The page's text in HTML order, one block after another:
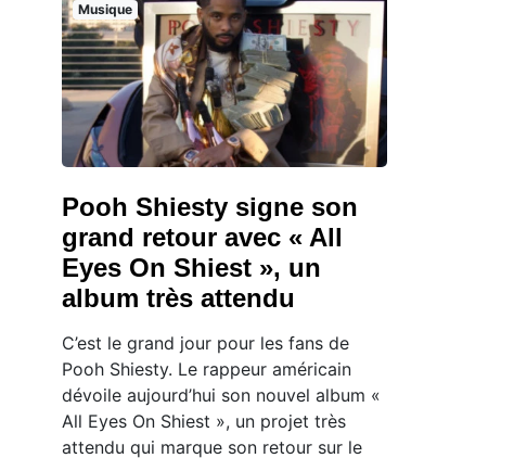
Musique
Pooh Shiesty signe son
grand retour avec « All
Eyes On Shiest », un
album très attendu
C’est le grand jour pour les fans de
Pooh Shiesty. Le rappeur américain
dévoile aujourd’hui son nouvel album «
All Eyes On Shiest », un projet très
attendu qui marque son retour sur le